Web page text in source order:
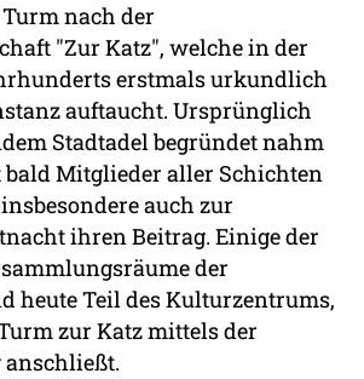
nach der
"Zur Katz", welche in der
erstmals urkundlich
auftaucht. Ursprünglich
Stadtadel begründet nahm
bald Mitglieder aller Schichten
auch zur
ihren Beitrag. Einige der
der
heute Teil des Kulturzentrums,
zur Katz mittels der
anschließt.